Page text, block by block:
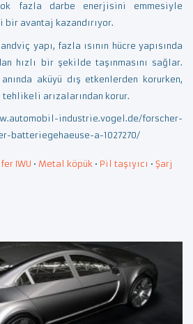
fazla darbe enerjisini emmesiyle
bir avantaj kazandırıyor.
yapı, fazla ısının hücre yapısında
hızlı bir şekilde taşınmasını sağlar.
aküyü dış etkenlerden korurken,
arızalarından korur.
industrie.vogel.de/forscher-
batteriegehaeuse-a-1027270/
IWU • Metal köpük • Pil taşıyıcı • Şarj